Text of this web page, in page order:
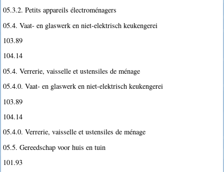
05.3.2. Petits appareils électroménagers
05.4. Vaat- en glaswerk en niet-elektrisch keukengerei
103.89
104.14
05.4. Verrerie, vaisselle et ustensiles de ménage
05.4.0. Vaat- en glaswerk en niet-elektrisch keukengerei
103.89
104.14
05.4.0. Verrerie, vaisselle et ustensiles de ménage
05.5. Gereedschap voor huis en tuin
101.93